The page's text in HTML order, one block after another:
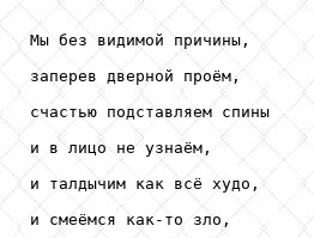
Мы без видимой причины,
заперев дверной проём,
счастью подставляем спины
и в лицо не узнаём,
и талдычим как всё худо,
и смеёмся как-то зло,